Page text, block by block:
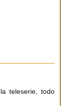
teleserie, todo